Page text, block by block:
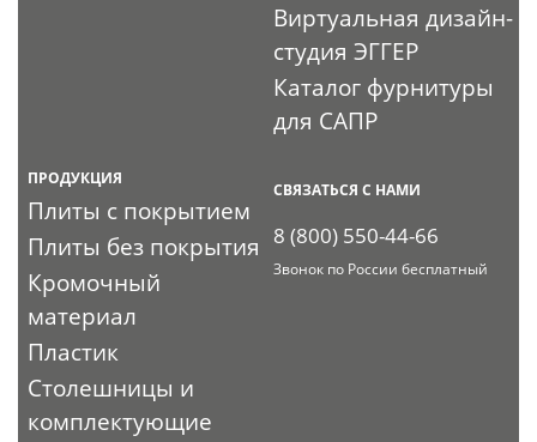
Виртуальная дизайн-
студия ЭГГЕР
Каталог фурнитуры
для САПР
ПРОДУКЦИЯ
Плиты с покрытием
Плиты без покрытия
Кромочный
материал
Пластик
Столешницы и
комплектующие
СВЯЗАТЬСЯ С НАМИ
8 (800) 550-44-66
Звонок по России бесплатный